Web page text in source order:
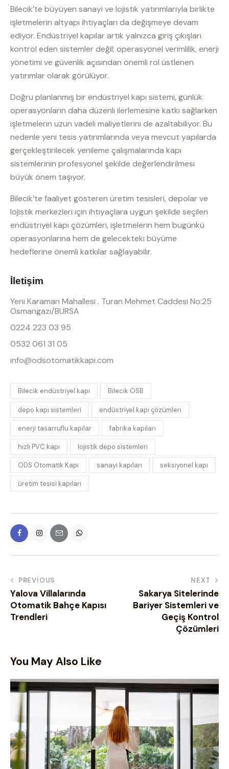
Bilecik’te büyüyen sanayi ve lojistik yatırımlarıyla birlikte
işletmelerin altyapı ihtiyaçları da değişmeye devam
ediyor. Endüstriyel kapılar artık yalnızca giriş çıkışları
kontrol eden sistemler değil; operasyonel verimlilik, enerji
yönetimi ve güvenlik açısından önemli rol üstlenen
yatırımlar olarak görülüyor.
Doğru planlanmış bir endüstriyel kapı sistemi, günlük
operasyonların daha düzenli ilerlemesine katkı sağlarken
işletmelerin uzun vadeli maliyetlerini de azaltabiliyor. Bu
nedenle yeni tesis yatırımlarında veya mevcut yapılarda
gerçekleştirilecek yenileme çalışmalarında kapı
sistemlerinin profesyonel şekilde değerlendirilmesi
büyük önem taşıyor.
Bilecik’te faaliyet gösteren üretim tesisleri, depolar ve
lojistik merkezleri için ihtiyaçlara uygun şekilde seçilen
endüstriyel kapı çözümleri, işletmelerin hem bugünkü
operasyonlarına hem de gelecekteki büyüme
hedeflerine önemli katkılar sağlayabilir.
İletişim
Yeni Karaman Mahallesi . Turan Mehmet Caddesi No:25
Osmangazi/BURSA
0224 223 03 95
0532 061 31 05
info@odsotomatikkapi.com
Bilecik endüstriyel kapı Bilecik OSB
depo kapı sistemleri endüstriyel kapı çözümleri
enerji tasarruflu kapılar fabrika kapıları
hızlı PVC kapı lojistik depo sistemleri
ODS Otomatik Kapı sanayi kapıları seksiyonel kapı
üretim tesisi kapıları
PREVIOUS
Yalova Villalarında
Otomatik Bahçe Kapısı
Trendleri
NEXT
Sakarya Sitelerinde
Bariyer Sistemleri ve
Geçiş Kontrol
Çözümleri
You May Also Like